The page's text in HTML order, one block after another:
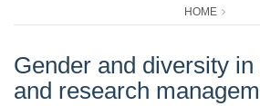
HOME
Gender and diversity
and research